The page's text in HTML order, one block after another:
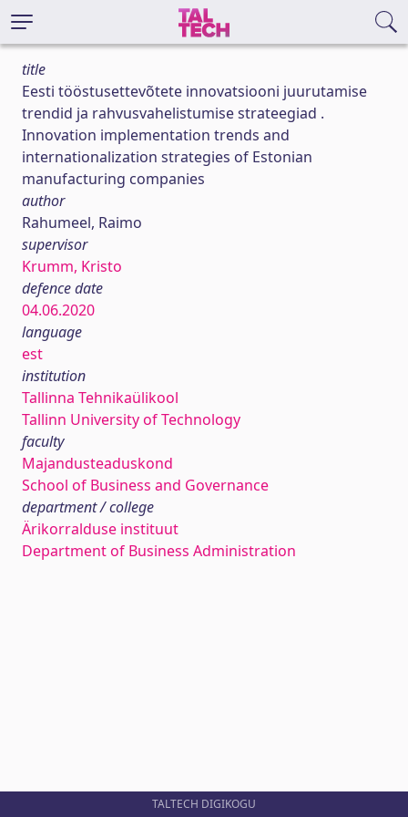
title
Eesti tööstusettevõtete innovatsiooni juurutamise
trendid ja rahvusvahelistumise strateegiad .
Innovation implementation trends and
internationalization strategies of Estonian
manufacturing companies
author
Rahumeel, Raimo
supervisor
Krumm, Kristo
defence date
04.06.2020
language
est
institution
Tallinna Tehnikaülikool
Tallinn University of Technology
faculty
Majandusteaduskond
School of Business and Governance
department / college
Ärikorralduse instituut
Department of Business Administration
TALTECH DIGIKOGU